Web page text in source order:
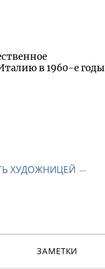
Италию в1960-егоды
ХУДОЖНИЦЕЙ
ЗАМЕТКИ